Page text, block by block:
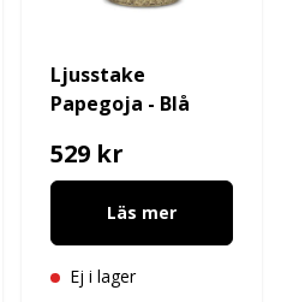
Ljusstake
Papegoja - Blå
529 kr
Läs mer
Ej i lager